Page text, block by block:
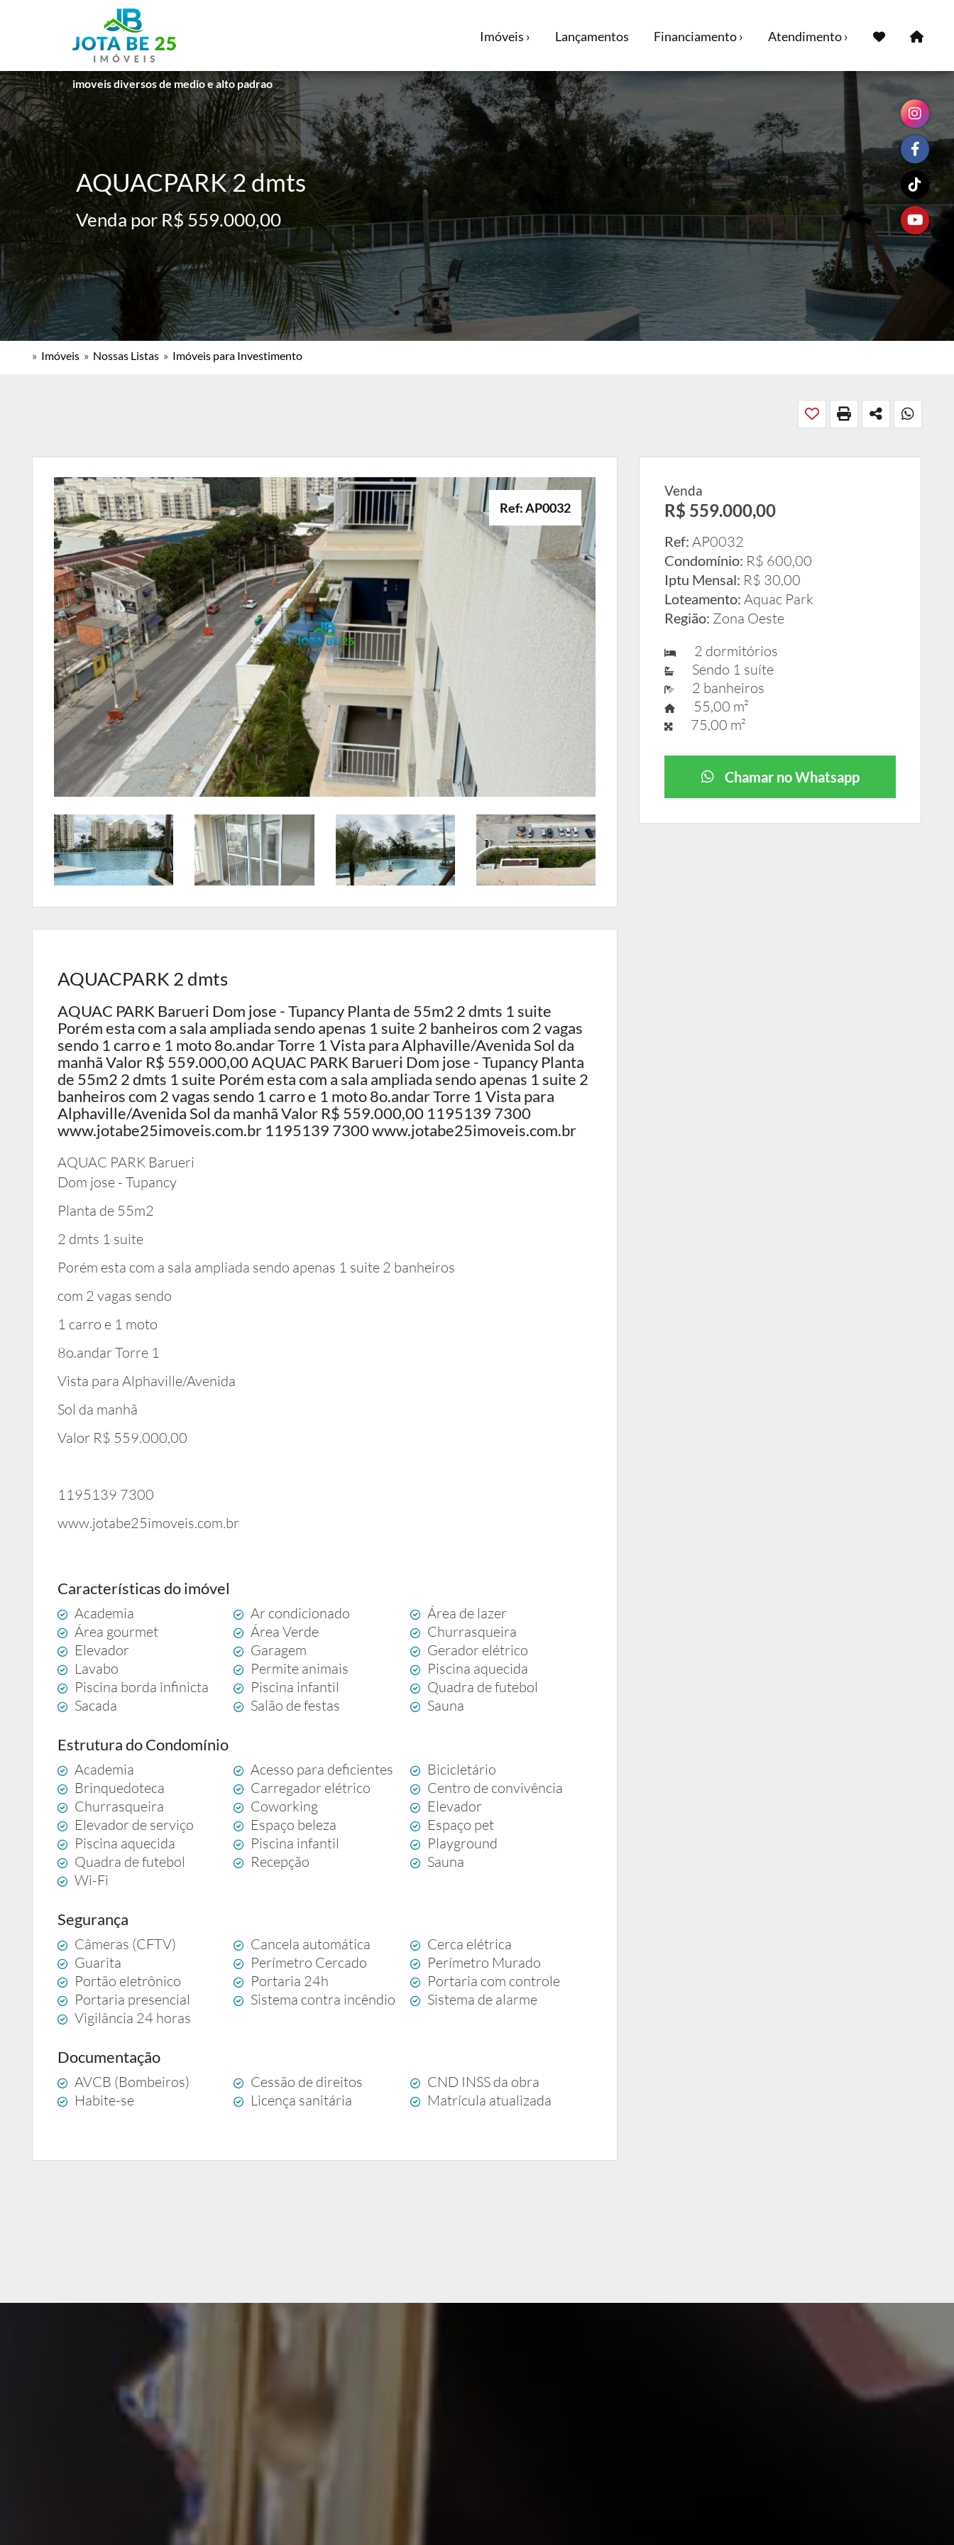
imoveis diversos de medio e alto padrao
Imóveis › Lançamentos Financiamento › Atendimento ›
AQUACPARK 2 dmts
Venda por R$ 559.000,00
» Imóveis » Nossas Listas » Imóveis para Investimento
Ref: AP0032
AQUACPARK 2 dmts
AQUAC PARK Barueri Dom jose - Tupancy Planta de 55m2 2 dmts 1 suite
Porém esta com a sala ampliada sendo apenas 1 suite 2 banheiros com 2 vagas
sendo 1 carro e 1 moto 8o.andar Torre 1 Vista para Alphaville/Avenida Sol da
manhã Valor R$ 559.000,00 AQUAC PARK Barueri Dom jose - Tupancy Planta
de 55m2 2 dmts 1 suite Porém esta com a sala ampliada sendo apenas 1 suite 2
banheiros com 2 vagas sendo 1 carro e 1 moto 8o.andar Torre 1 Vista para
Alphaville/Avenida Sol da manhã Valor R$ 559.000,00 1195139 7300
www.jotabe25imoveis.com.br 1195139 7300 www.jotabe25imoveis.com.br
AQUAC PARK Barueri
Dom jose - Tupancy
Planta de 55m2
2 dmts 1 suite
Porém esta com a sala ampliada sendo apenas 1 suite 2 banheiros
com 2 vagas sendo
1 carro e 1 moto
8o.andar Torre 1
Vista para Alphaville/Avenida
Sol da manhã
Valor R$ 559.000,00
1195139 7300
www.jotabe25imoveis.com.br
Características do imóvel
Academia Ar condicionado
Área de lazer
Área gourmet
Área Verde
Churrasqueira
Elevador
Garagem
Gerador elétrico
Lavabo
Permite animais
Piscina aquecida
Piscina borda infinicta
Piscina infantil
Quadra de futebol
Sacada
Salão de festas Sauna
Estrutura do Condomínio
Academia Acesso para deficientes
Bicicletário
Brinquedoteca
Carregador elétrico
Centro de convivência
Churrasqueira
Coworking
Elevador
Elevador de serviço
Espaço beleza
Espaço pet
Piscina aquecida
Piscina infantil
Playground
Quadra de futebol
Recepção
Sauna
Wi-Fi
Segurança
Câmeras (CFTV) Cancela automática
Cerca elétrica
Guarita
Perímetro Cercado
Perímetro Murado
Portão eletrônico
Portaria 24h
Portaria com controle
Portaria presencial
Sistema contra incêndio
Sistema de alarme
Vigilância 24 horas
Documentação
AVCB (Bombeiros) Cessão de direitos
CND INSS da obra
Habite-se
Licença sanitária Matrícula atualizada
Venda
R$ 559.000,00
Ref: AP0032
Condomínio: R$ 600,00
Iptu Mensal: R$ 30,00
Loteamento: Aquac Park
Região: Zona Oeste
2 dormitórios
Sendo 1 suíte
2 banheiros
55,00 m²
75,00 m²
Chamar no Whatsapp